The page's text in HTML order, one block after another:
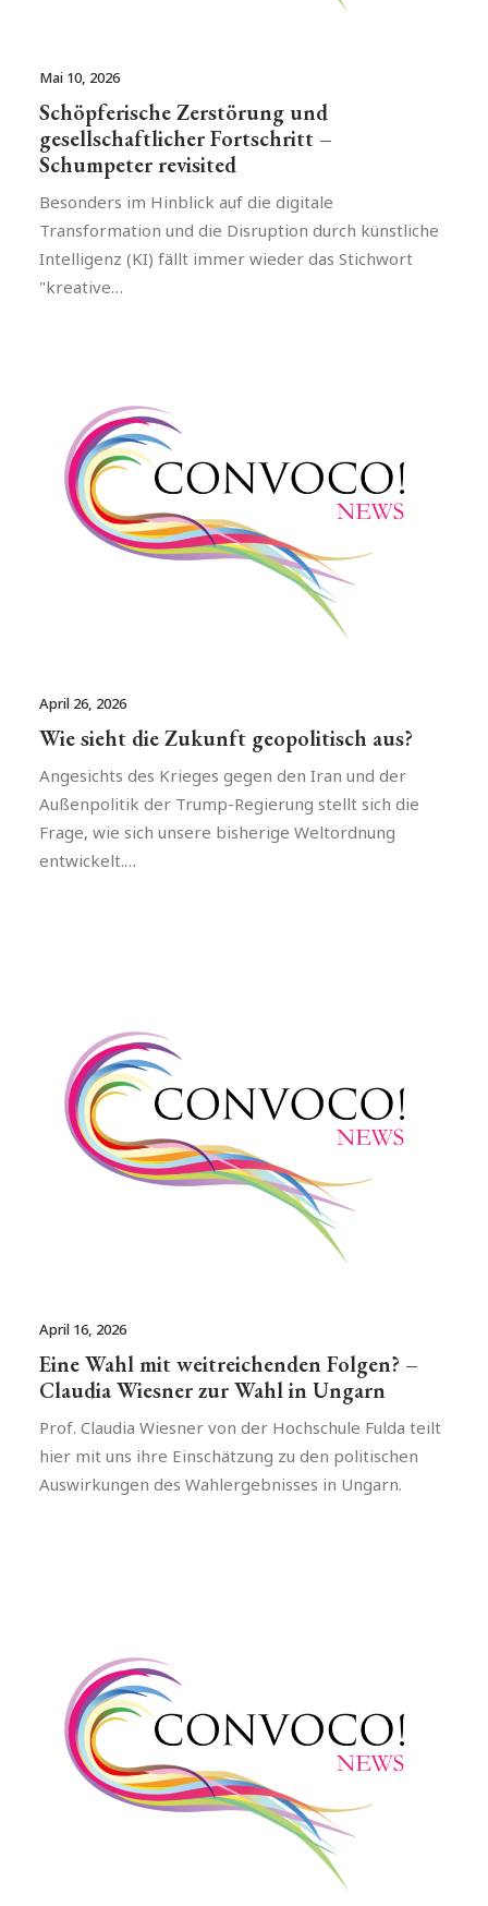
Mai 10, 2026
Schöpferische Zerstörung und
gesellschaftlicher Fortschritt –
Schumpeter revisited
Besonders im Hinblick auf die digitale
Transformation und die Disruption durch künstliche
Intelligenz (KI) fällt immer wieder das Stichwort
"kreative…
April 26, 2026
Wie sieht die Zukunft geopolitisch aus?
Angesichts des Krieges gegen den Iran und der
Außenpolitik der Trump-Regierung stellt sich die
Frage, wie sich unsere bisherige Weltordnung
entwickelt.…
April 16, 2026
Eine Wahl mit weitreichenden Folgen? –
Claudia Wiesner zur Wahl in Ungarn
Prof. Claudia Wiesner von der Hochschule Fulda teilt
hier mit uns ihre Einschätzung zu den politischen
Auswirkungen des Wahlergebnisses in Ungarn.